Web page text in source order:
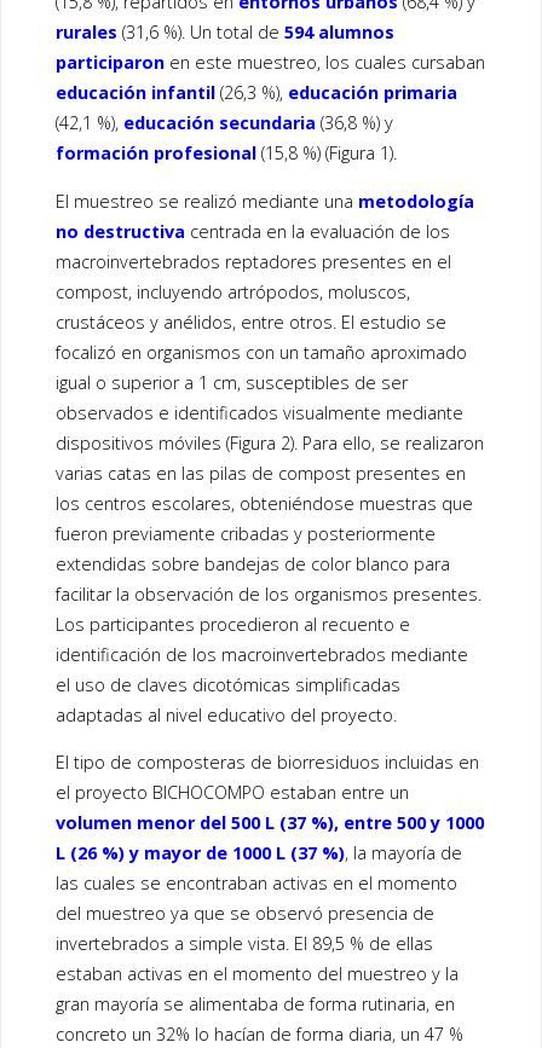
rurales (31,6 %). Un total de 594 alumnos
participaronen este muestreo, los cuales cursaban
educación infantil(26,3 %), educación primaria
(42,1 %), educación secundaria (36,8 %) y
formación profesional(15,8 %) (Figura 1).
El muestreo se realizó mediante una metodología
no destructiva centrada en la evaluación de los
macroinvertebrados reptadores presentes en el
compost, incluyendo artrópodos, moluscos,
crustáceos y anélidos, entre otros. El estudio se
focalizó en organismos con un tamaño aproximado
igual o superior a 1 cm, susceptibles de ser
observados e identificados visualmente mediante
dispositivos móviles (Figura 2). Para ello, se realizaron
varias catas en las pilas de compost presentes en
los centros escolares, obteniéndose muestras que
fueron previamente cribadas y posteriormente
extendidas sobre bandejas de color blanco para
facilitar la observación de los organismos presentes.
Los participantes procedieron al recuento e
identificación de los macroinvertebrados mediante
el uso de claves dicotómicas simplificadas
adaptadas al nivel educativo del proyecto.
El tipo de composteras de biorresiduos incluidas en
el proyecto BICHOCOMPO estaban entre un
volumen menor del 500 L (37 %), entre 500 y 1000
L (26 %) y mayor de 1000 L (37 %), la mayoría de
las cuales se encontraban activas en el momento
del muestreo ya que se observó presencia de
invertebrados a simple vista. El 89,5 % de ellas
estaban activas en el momento del muestreo y la
gran mayoría se alimentaba de forma rutinaria, en
concreto un 32% lo hacían de forma diaria, un 47 %